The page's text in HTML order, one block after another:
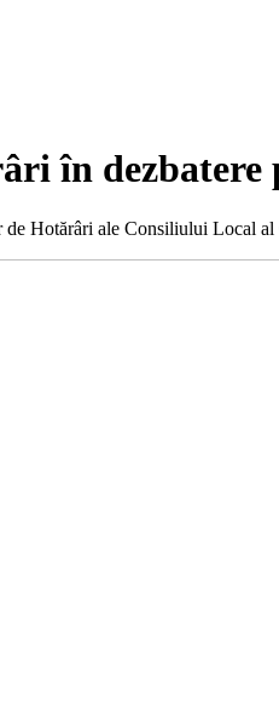
în dezbatere
Hotărâri ale Consiliului Local